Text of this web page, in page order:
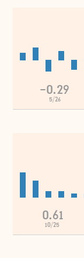
-0.29
5/26
0.61
10/25